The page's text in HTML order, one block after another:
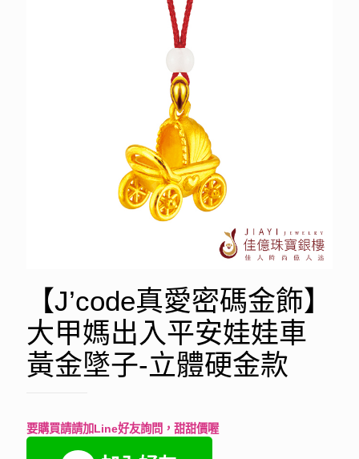
【J’code真愛密碼金飾】
大甲媽出入平安娃娃車
黃金墜子-立體硬金款
要購買請請加Line好友詢問，甜甜價喔